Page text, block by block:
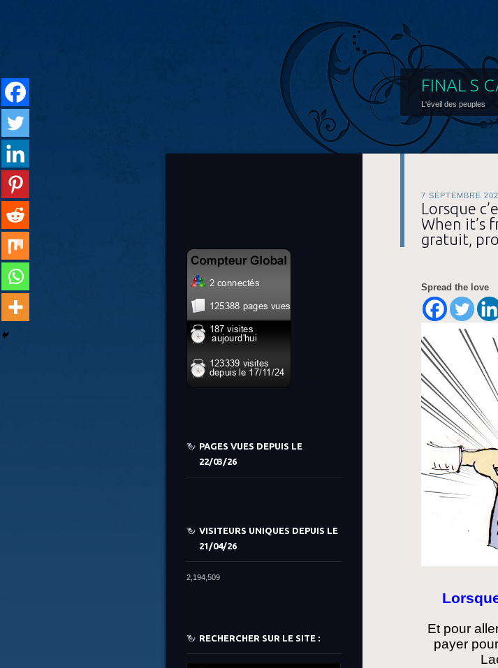
FINAL S
L'éveil des peuples
7 SEPTEMBRE
Lorsque
When it’s
gratuit,
Spread the love
Et pour
payer
PAGES VUES DEPUIS LE
22/03/26
VISITEURS UNIQUES DEPUIS LE
21/04/26
2,194,509
RECHERCHER SUR LE SITE :